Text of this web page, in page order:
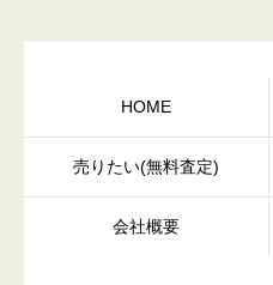
HOME
売りたい(無料査定)
会社概要